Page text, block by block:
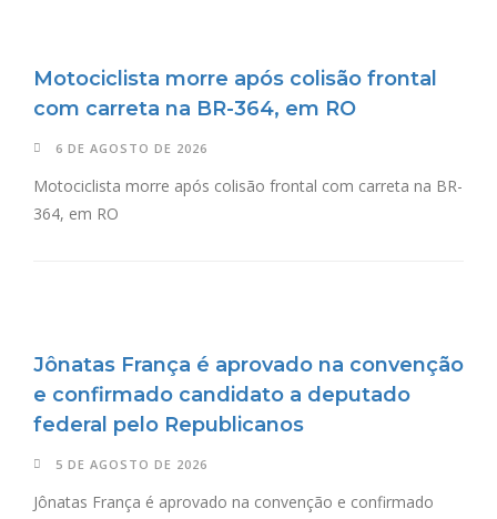
Motociclista morre após colisão frontal
com carreta na BR-364, em RO
6 DE AGOSTO DE 2026
Motociclista morre após colisão frontal com carreta na BR-
364, em RO
Jônatas França é aprovado na convenção
e confirmado candidato a deputado
federal pelo Republicanos
5 DE AGOSTO DE 2026
Jônatas França é aprovado na convenção e confirmado